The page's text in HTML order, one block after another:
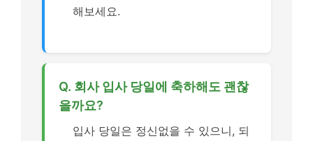
해보세요.
Q. 회사 입사 당일에 축하해도 괜찮
을까요?
입사 당일은 정신없을 수 있으니, 되